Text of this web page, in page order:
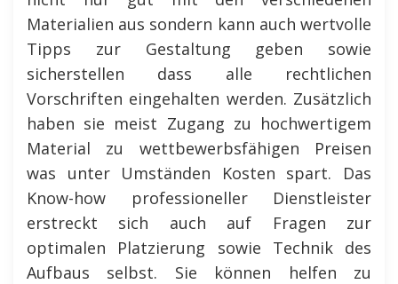
Materialien aus sondern kann auch wertvolle
Tipps zur Gestaltung geben sowie
sicherstellen dass alle rechtlichen
Vorschriften eingehalten werden. Zusätzlich
haben sie meist Zugang zu hochwertigem
Material zu wettbewerbsfähigen Preisen
was unter Umständen Kosten spart. Das
Know-how professioneller Dienstleister
erstreckt sich auch auf Fragen zur
optimalen Platzierung sowie Technik des
Aufbaus selbst. Sie können helfen zu